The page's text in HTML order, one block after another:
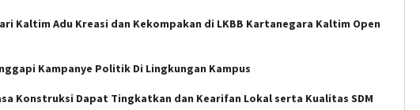
Kaltim Adu Kreasi dan Kekompakan di LKBB Kartanegara Kaltim Open
Kampanye Politik Di Lingkungan Kampus
Konstruksi Dapat Tingkatkan dan Kearifan Lokal serta Kualitas SDM